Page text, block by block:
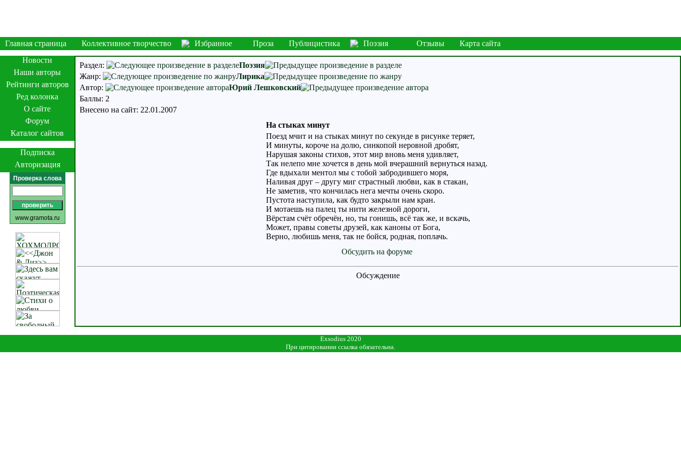
Главная страница Коллективное творчество Избранное Проза Публицистика Поэзия Отзывы
Карта сайта
Новости
Наши авторы
Рейтинги авторов
Ред колонка
О сайте
Форум
Каталог сайтов
Подписка
Авторизация
Проверка слова
www.gramota.ru
Раздел:
Поэзия
Жанр:
Лирика
Автор:
Юрий Лешковский
Баллы: 2
Внесено на сайт: 22.01.2007
На стыках минут
Поезд мчит и на стыках минут по секунде в рисунке теряет,
И минуты, короче на долю, синкопой неровной дробят,
Нарушая законы стихов, этот мир вновь меня удивляет,
Так нелепо мне хочется в день мой вчерашний вернуться назад.
Где вдыхали ментол мы с тобой забродившего моря,
Наливая друг – другу миг страстный любви, как в стакан,
Не заметив, что кончилась нега мечты очень скоро.
Пустота наступила, как будто закрыли нам кран.
И мотаешь на палец ты нити железной дороги,
Вёрстам счёт обречён, но, ты гонишь, всё так же, и вскачь,
Может, правы советы друзей, как каноны от Бога,
Верно, любишь меня, так не бойся, родная, поплачь.
Обсудить на форуме
Обсуждение
Exsodius 2020
При цитировании ссылка обязательна.